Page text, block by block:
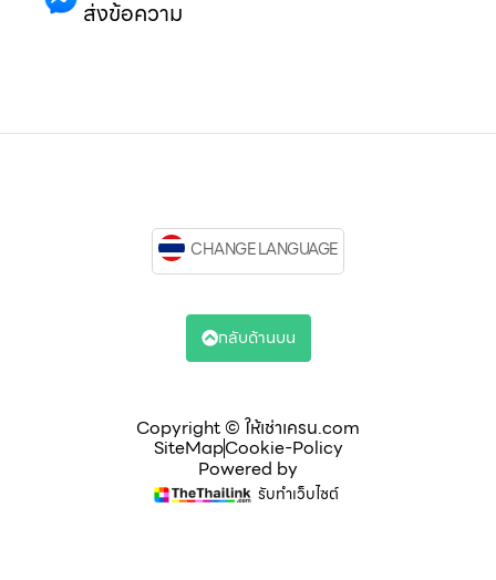
ส่งข้อความ
Copyright © ให้เช่าเครน.com
SiteMapCookie-Policy
Powered by
รับทำเว็บไซต์
CHANGE LANGUAGE
กลับด้านบน